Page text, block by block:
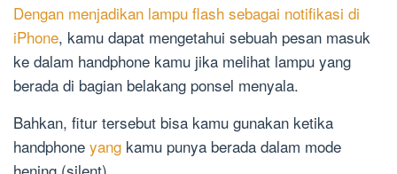
Dengan menjadikan lampu flash sebagai notifikasi di
iPhone, kamu dapat mengetahui sebuah pesan masuk
ke dalam handphone kamu jika melihat lampu yang
berada di bagian belakang ponsel menyala.
Bahkan, fitur tersebut bisa kamu gunakan ketika
handphone yang kamu punya berada dalam mode